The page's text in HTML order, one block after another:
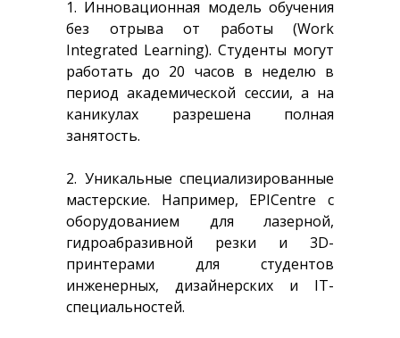
1. Инновационная модель обучения
без отрыва от работы (Work
Integrated Learning). Студенты могут
работать до 20 часов в неделю в
период академической сессии, а на
каникулах разрешена полная
занятость.
2. Уникальные специализированные
мастерские. Например, EPICentre с
оборудованием для лазерной,
гидроабразивной резки и 3D-
принтерами для студентов
инженерных, дизайнерских и IT-
специальностей.